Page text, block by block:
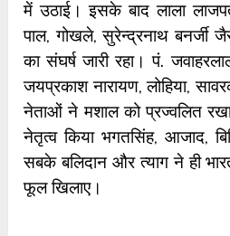
में उठाई। इसके बाद लाला
पाल, गोखले, सुरेन्द्रनाथ
का संघर्ष जारी रहा। पं.
जयप्रकाश नारायण, लोहिया,
नेताओं ने मशाल को प्रज्वलित
नेतृत्व किया भगतसिंह, आजाद,
सबके बलिदान और त्याग ने ही
फूल खिलाए।